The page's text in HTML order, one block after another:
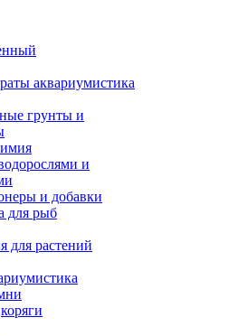
аквариумистика
грунты и
и
и добавки
для рыб
для растений